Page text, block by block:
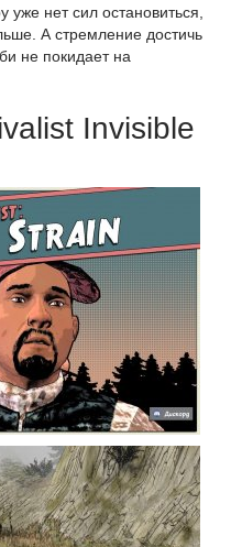
нет сил остановиться,
А стремление достичь
не покидает на
Invisible